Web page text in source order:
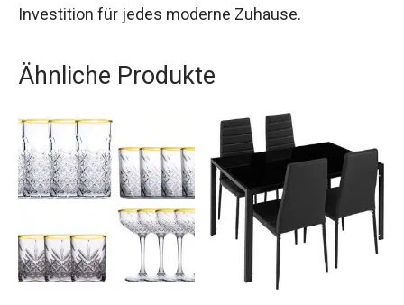
Investition für jedes moderne Zuhause.
Ähnliche Produkte